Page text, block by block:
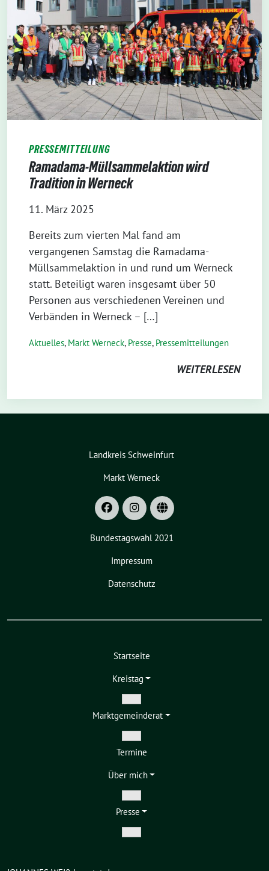
PRESSEMITTEILUNG
Ramadama-Müllsammelaktion wird
Tradition in Werneck
11. März 2025
Bereits zum vierten Mal fand am
vergangenen Samstag die Ramadama-
Müllsammelaktion in und rund um Werneck
statt. Beteiligt waren insgesamt über 50
Personen aus verschiedenen Vereinen und
Verbänden in Werneck – […]
Aktuelles, Markt Werneck, Presse, Pressemitteilungen
WEITERLESEN
Landkreis Schweinfurt
Markt Werneck
Bundestagswahl 2021
Impressum
Datenschutz
Startseite
Kreistag
Zeige
Untermenü
Markt­gemeinderat
Zeige
Untermenü
Termine
Über mich
Zeige
Untermenü
Presse
Zeige